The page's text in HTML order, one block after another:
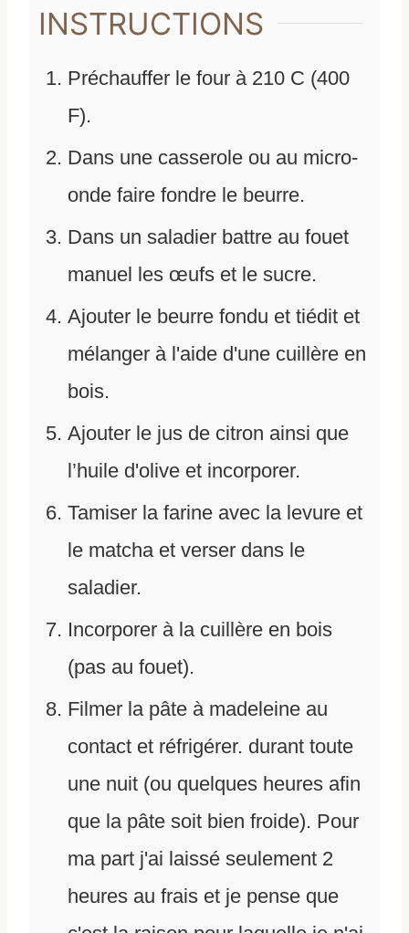
INSTRUCTIONS
Préchauffer le four à 210 C (400
F).
Dans une casserole ou au micro-
onde faire fondre le beurre.
Dans un saladier battre au fouet
manuel les œufs et le sucre.
Ajouter le beurre fondu et tiédit et
mélanger à l'aide d'une cuillère en
bois.
Ajouter le jus de citron ainsi que
l’huile d'olive et incorporer.
Tamiser la farine avec la levure et
le matcha et verser dans le
saladier.
Incorporer à la cuillère en bois
(pas au fouet).
Filmer la pâte à madeleine au
contact et réfrigérer. durant toute
une nuit (ou quelques heures afin
que la pâte soit bien froide). Pour
ma part j'ai laissé seulement 2
heures au frais et je pense que